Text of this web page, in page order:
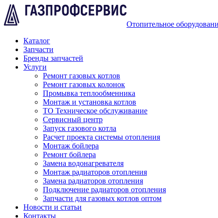
Отопительное
Каталог
Запчасти
Бренды запчастей
Услуги
Ремонт газовых котлов
Ремонт газовых колонок
Промывка теплообменника
Монтаж и установка котлов
ТО Техническое обслуживание
Сервисный центр
Запуск газового котла
Расчет проекта системы отопления
Монтаж бойлера
Ремонт бойлера
Замена водонагревателя
Монтаж радиаторов отопления
Замена радиаторов отопления
Подключение радиаторов отопления
Запчасти для газовых котлов оптом
Новости и статьи
Контакты